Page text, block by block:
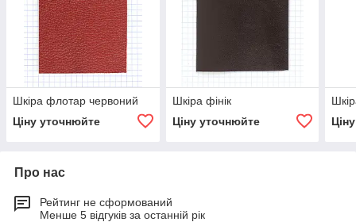
Шкіра флотар червоний
Ціну уточнюйте
Шкіра фінік
Ціну уточнюйте
Про нас
Рейтинг не сформований
Менше 5 відгуків за останній рік